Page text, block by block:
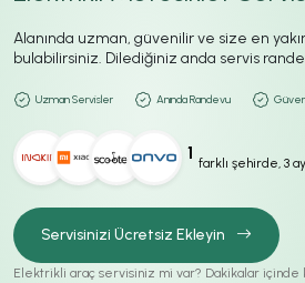
Alanında uzman, güvenilir ve size en
bulabilirsiniz. Dilediğiniz anda servis
Uzman Servisler Anında Randevu
1 farklı şehirde, 3
Servisinizi Ücretsiz Ekleyin
Elektrikli araç servisiniz mi var? Dakikalar içinde